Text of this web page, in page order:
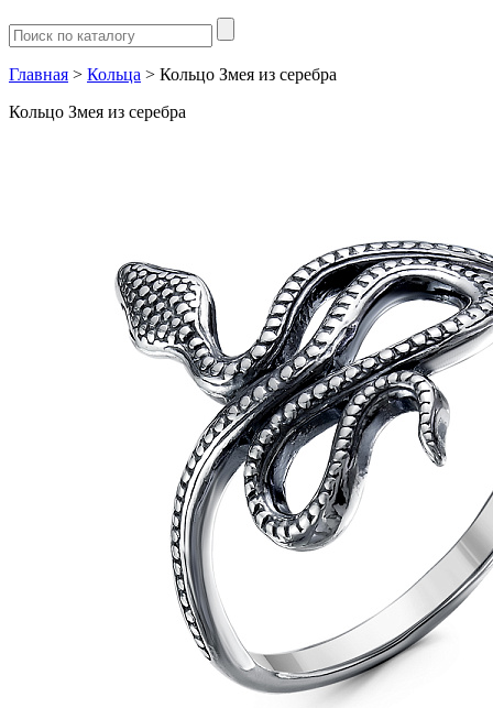
Главная > Кольца > Кольцо Змея из серебра
Кольцо Змея из серебра